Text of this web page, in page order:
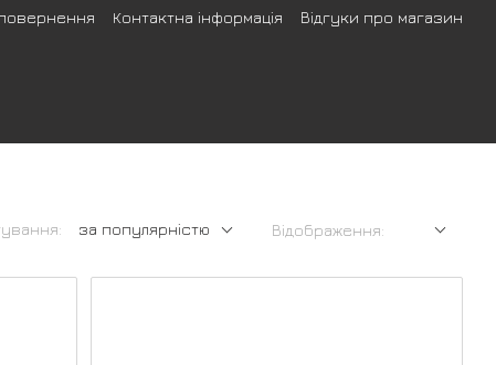
Контактна інформація Відгуки про магазин
за популярністю Відображення: